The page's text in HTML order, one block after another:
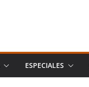
ESPECIALES